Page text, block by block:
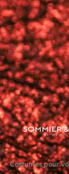
Costumes pour